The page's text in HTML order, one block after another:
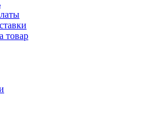
товар